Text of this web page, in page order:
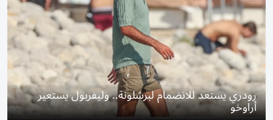
رودري يستعد للانضمام لبرشلونة.. وليفربول يستعير
أراوخو